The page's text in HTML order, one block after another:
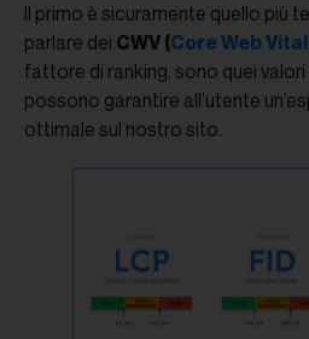
Il primo è sicuramente quello più
parlare dei CWV (Core Web
fattore di ranking, sono quei
possono garantire all’utente
ottimale sul nostro sito.